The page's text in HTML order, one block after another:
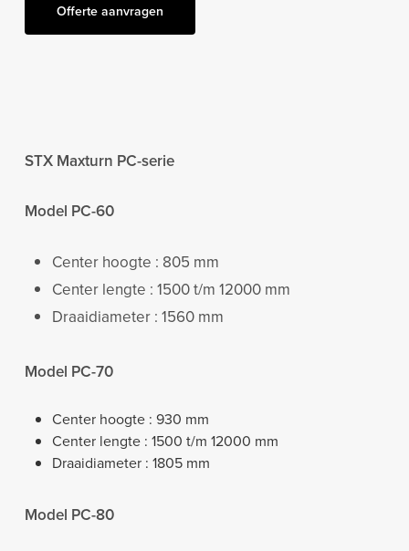
Offerte aanvragen
STX Maxturn PC-serie
Model PC-60
Center hoogte : 805 mm
Center lengte : 1500 t/m 12000 mm
Draaidiameter : 1560 mm
Model PC-70
Center hoogte : 930 mm
Center lengte : 1500 t/m 12000 mm
Draaidiameter : 1805 mm
Model PC-80